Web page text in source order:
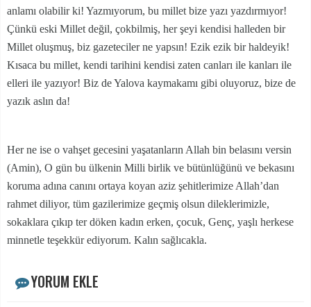
anlamı olabilir ki! Yazmıyorum, bu millet bize yazı yazdırmıyor!
Çünkü eski Millet değil, çokbilmiş, her şeyi kendisi halleden bir
Millet oluşmuş, biz gazeteciler ne yapsın! Ezik ezik bir haldeyik!
Kısaca bu millet, kendi tarihini kendisi zaten canları ile kanları ile
elleri ile yazıyor! Biz de Yalova kaymakamı gibi oluyoruz, bize de
yazık aslın da!
Her ne ise o vahşet gecesini yaşatanların Allah bin belasını versin
(Amin), O gün bu ülkenin Milli birlik ve bütünlüğünü ve bekasını
koruma adına canını ortaya koyan aziz şehitlerimize Allah’dan
rahmet diliyor, tüm gazilerimize geçmiş olsun dileklerimizle,
sokaklara çıkıp ter döken kadın erken, çocuk, Genç, yaşlı herkese
minnetle teşekkür ediyorum. Kalın sağlıcakla.
YORUM EKLE